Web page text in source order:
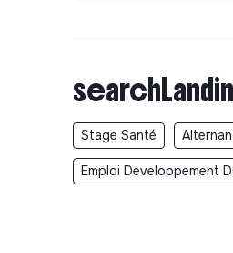
Stage Santé
Emploi Developpement